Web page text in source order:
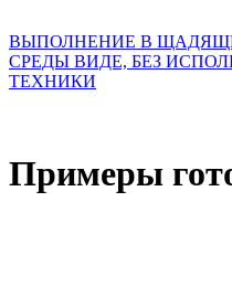
ВЫПОЛНЕНИЕ В
СРЕДЫ ВИДЕ, БЕЗ
ТЕХНИКИ
Примеры